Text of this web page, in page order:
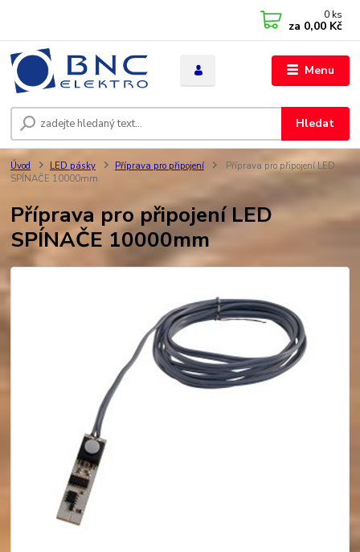
Menu
Hledat
0 ks
za 0,00 Kč
Úvod LED pásky Příprava pro připojení
Příprava pro připojení LED
SPÍNAČE 10000mm
Příprava pro připojení LED
SPÍNAČE 10000mm